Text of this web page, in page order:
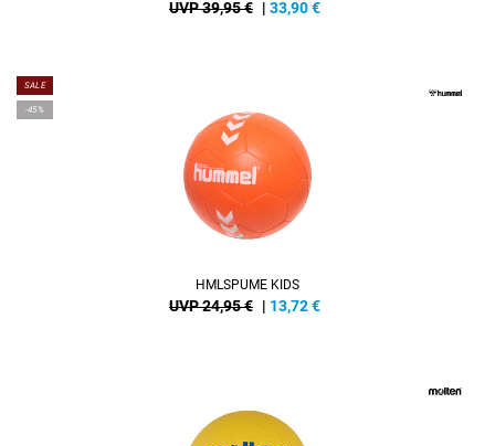
UVP 39,95 € | 33,90€
SALE
-45%
HMLSPUME KIDS
UVP 24,95 € | 13,72€